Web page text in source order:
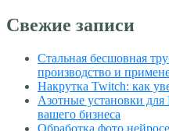
Свежие записи
Стальная бесшовная
производство и
Накрутка Twitch: как
Азотные установки
вашего бизнеса
Обработка фото